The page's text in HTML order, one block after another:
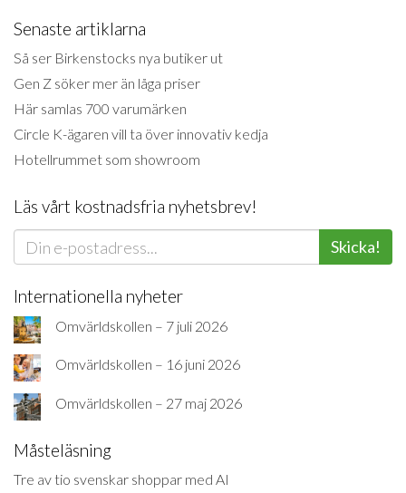
Senaste artiklarna
Så ser Birkenstocks nya butiker ut
Gen Z söker mer än låga priser
Här samlas 700 varumärken
Circle K-ägaren vill ta över innovativ kedja
Hotellrummet som showroom
Läs vårt kostnadsfria nyhetsbrev!
Skicka!
Internationella nyheter
Omvärldskollen – 7 juli 2026
Omvärldskollen – 16 juni 2026
Omvärldskollen – 27 maj 2026
Måsteläsning
Tre av tio svenskar shoppar med AI